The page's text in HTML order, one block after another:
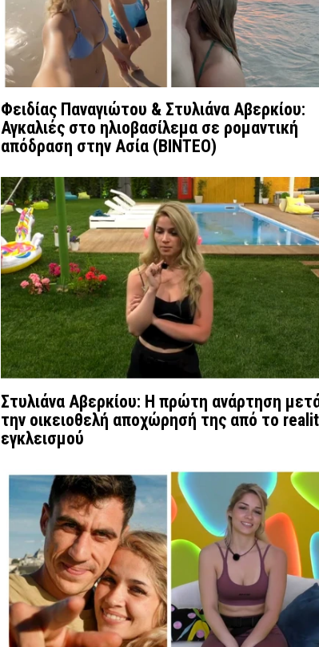
Φειδίας Παναγιώτου & Στυλιάνα Αβερκίου:
Αγκαλιές στο ηλιοβασίλεμα σε ρομαντική
απόδραση στην Ασία (ΒΙΝΤΕΟ)
Στυλιάνα Αβερκίου: Η πρώτη ανάρτηση
την οικειοθελή αποχώρησή της από το
εγκλεισμού